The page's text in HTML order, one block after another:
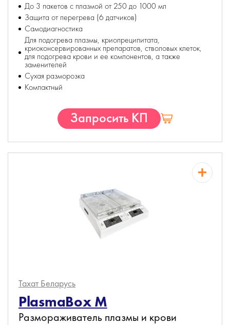
До 3 пакетов с плазмой от 250 до 1000 мл
Защита от перегрева (6 датчиков)
Самодиагностика
Для подогрева плазмы, криопреципитата,
криоконсервированных препаратов, стволовых клеток,
для подогрева крови и ее компонентов, а также
заменителей
Сухая разморозка
Компактный
Запросить КП
Тахат Беларусь
PlasmaBox M
Размораживатель плазмы и крови